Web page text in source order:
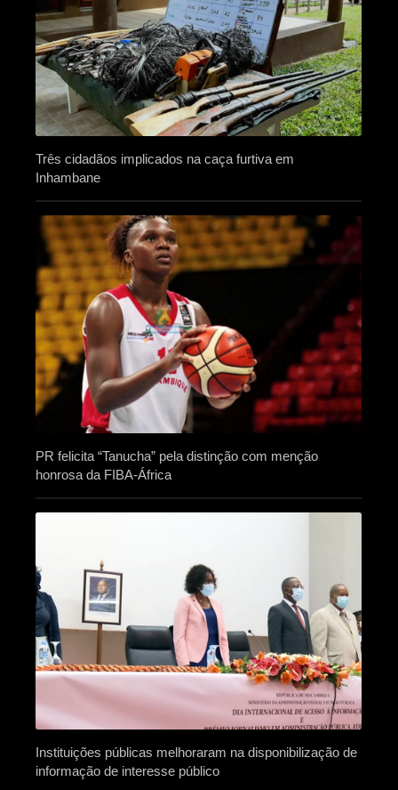
Três cidadãos implicados na caça furtiva em
Inhambane
PR felicita “Tanucha” pela distinção com menção
honrosa da FIBA-África
Instituições públicas melhoraram na disponibilização de
informação de interesse público